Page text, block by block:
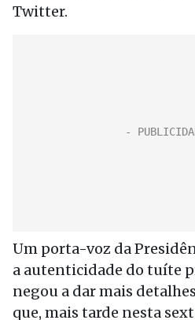
Twitter.
Um porta-voz da
a autenticidade do tuíte
negou a dar mais
que, mais tarde nesta